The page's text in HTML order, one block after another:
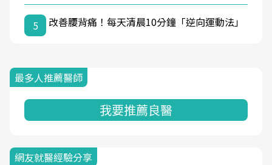
5 改善腰背痛！每天清晨10分鐘「逆向運動法」
最多人推薦醫師
我要推薦良醫
網友就醫經驗分享